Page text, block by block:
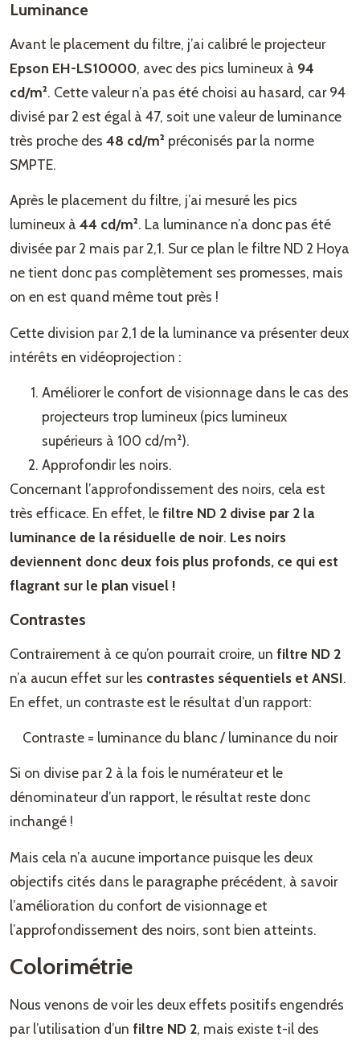
Luminance
Avant le placement du filtre, j’ai calibré le projecteur
Epson EH-LS10000, avec des pics lumineux à 94
cd/m². Cette valeur n’a pas été choisi au hasard, car 94
divisé par 2 est égal à 47, soit une valeur de luminance
très proche des 48 cd/m² préconisés par la norme
SMPTE.
Après le placement du filtre, j’ai mesuré les pics
lumineux à 44 cd/m². La luminance n’a donc pas été
divisée par 2 mais par 2,1. Sur ce plan le filtre ND 2 Hoya
ne tient donc pas complètement ses promesses, mais
on en est quand même tout près !
Cette division par 2,1 de la luminance va présenter deux
intérêts en vidéoprojection :
Améliorer le confort de visionnage dans le cas des
projecteurs trop lumineux (pics lumineux
supérieurs à 100 cd/m²).
Approfondir les noirs.
Concernant l’approfondissement des noirs, cela est
très efficace. En effet, lefiltre ND 2 divise par 2 la
luminance de la résiduelle de noir. Les noirs
deviennent donc deux fois plus profonds, ce qui est
flagrant sur le plan visuel !
Contrastes
Contrairement à ce qu’on pourrait croire, un filtre ND 2
n’a aucun effet sur les contrastes séquentiels et ANSI.
En effet, un contraste est le résultat d’un rapport:
Contraste = luminance du blanc / luminance du noir
Si on divise par 2 à la fois le numérateur et le
dénominateur d’un rapport, le résultat reste donc
inchangé !
Mais cela n’a aucune importance puisque les deux
objectifs cités dans le paragraphe précédent, à savoir
l’amélioration du confort de visionnage et
l’approfondissement des noirs, sont bien atteints.
Colorimétrie
Nous venons de voir les deux effets positifs engendrés
par l’utilisation d’un filtre ND 2, mais existe t-il des